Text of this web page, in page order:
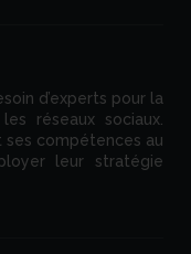
d’experts pour la
réseaux sociaux.
ses compétences au
leur stratégie